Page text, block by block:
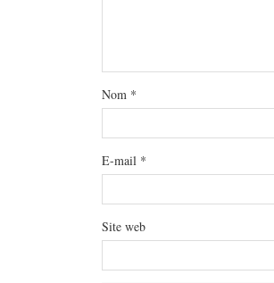
Nom *
E-mail *
Site web